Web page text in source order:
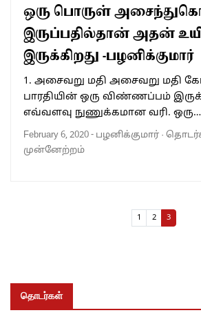
ஒரு பொருள்
இருப்பதில்தான் அதன்
இருக்கிறது -பழனிக்குமார்
1. அசைவறு மதி அசைவறு மதி
பாரதியின் ஒரு விண்ணப்பம்
எவ்வளவு நுணுக்கமான வரி. ஒரு…
February 6, 2020- பழனிக்குமார் ·
முன்னேற்றம்
Page
1 Page
2 Current
3
தொடர்கள்